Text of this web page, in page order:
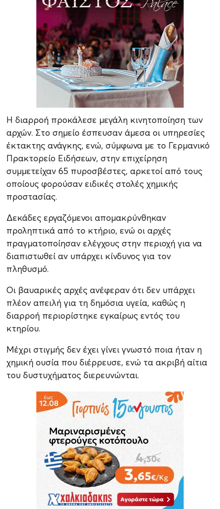
Η διαρροή προκάλεσε μεγάλη κινητοποίηση των
αρχών. Στο σημείο έσπευσαν άμεσα οι υπηρεσίες
έκτακτης ανάγκης, ενώ, σύμφωνα με το Γερμανικό
Πρακτορείο Ειδήσεων, στην επιχείρηση
συμμετείχαν 65 πυροσβέστες, αρκετοί από τους
οποίους φορούσαν ειδικές στολές χημικής
προστασίας.
Δεκάδες εργαζόμενοι απομακρύνθηκαν
προληπτικά από το κτήριο, ενώ οι αρχές
πραγματοποίησαν ελέγχους στην περιοχή για να
διαπιστωθεί αν υπάρχει κίνδυνος για τον
πληθυσμό.
Οι βαυαρικές αρχές ανέφεραν ότι δεν υπάρχει
πλέον απειλή για τη δημόσια υγεία, καθώς η
διαρροή περιορίστηκε εγκαίρως εντός του
κτηρίου.
Μέχρι στιγμής δεν έχει γίνει γνωστό ποια ήταν η
χημική ουσία που διέρρευσε, ενώ τα ακριβή αίτια
του δυστυχήματος διερευνώνται.